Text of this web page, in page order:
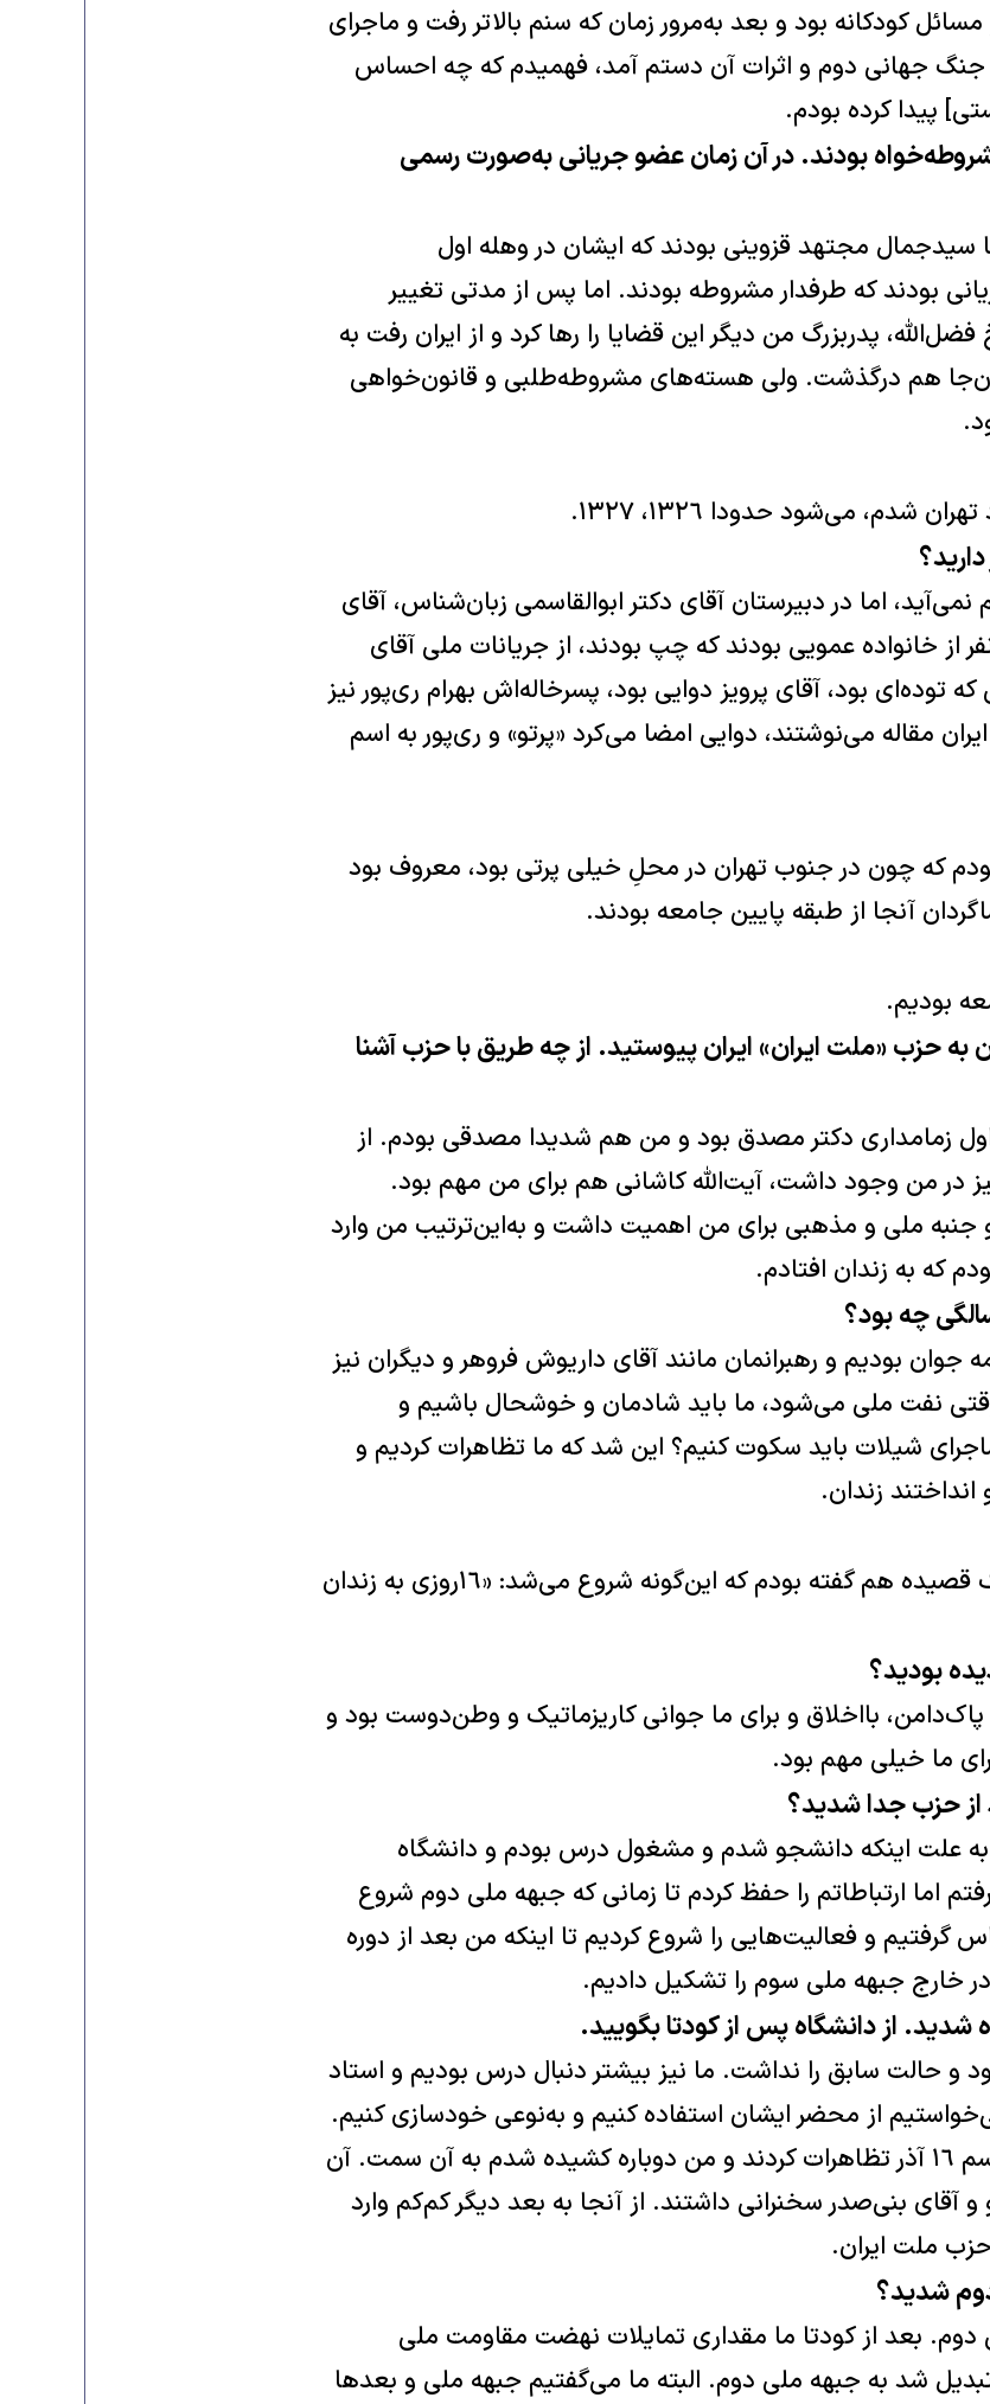
مسائل کودکانه بود و بعد به‌مرور زمان که سنم بالاتر رفت و ماجرای
جنگ جهانی دوم و اثرات آن دستم آمد، فهمیدم که چه احساس
پیدا کرده بودم.
بودند. در آن زمان عضو جریانی به‌صورت رسمی
سیدجمال مجتهد قزوینی بودند که ایشان در وهله اول
بودند که طرفدار مشروطه بودند. اما پس از مدتی تغییر
پدربزرگ من دیگر این قضایا را رها کرد و از ایران رفت به
هم درگذشت. ولی هسته‌های مشروطه‌طلبی و قانون‌خواهی
می‌شود حدودا ١٣٢٦، ۱۳٢٧.
اما در دبیرستان آقای دکتر ابوالقاسمی زبان‌شناس، آقای
از خانواده عمویی بودند که چپ بودند، از جریانات ملی آقای
توده‌ای بود، آقای پرویز دوایی بود، پسرخاله‌اش بهرام ری‌پور نیز
مقاله می‌نوشتند، دوایی امضا می‌کرد «پرتو» و ری‌پور به اسم
که چون در جنوب تهران در محلِ خیلی پرتی بود، معروف بود
آنجا از طبقه پایین جامعه بودند.
بودیم.
به حزب «ملت ایران» ایران پیوستید. از چه طریق با حزب آشنا
زمامداری دکتر مصدق بود و من هم شدیدا مصدقی بودم. از
در من وجود داشت، آیت‌الله کاشانی هم برای من مهم بود.
جنبه ملی و مذهبی برای من اهمیت داشت و به‌این‌ترتیب من وارد
که به زندان افتادم.
بودیم و رهبرانمان مانند آقای داریوش فروهر و دیگران نیز
نفت ملی می‌شود، ما باید شادمان و خوشحال باشیم و
شیلات باید سکوت کنیم؟ این شد که ما تظاهرات کردیم و
زندان.
١٦ روز. در همان ١٦سالگی یک قصیده هم گفته بودم که این‌گونه شروع می‌شد: «١٦روزی به زندان
بودید؟
پاک‌دامن، بااخلاق و برای ما جوانی کاریزماتیک و وطن‌دوست بود و
ما خیلی مهم بود.
به علت اینکه دانشجو شدم و مشغول درس بودم و دانشگاه
اما ارتباطاتم را حفظ کردم تا زمانی که جبهه ملی دوم شروع
گرفتیم و فعالیت‌هایی را شروع کردیم تا اینکه من بعد از دوره
خارج جبهه ملی سوم را تشکیل دادیم.
و حالت سابق را نداشت. ما نیز بیشتر دنبال درس بودیم و استاد
از محضر ایشان استفاده کنیم و به‌نوعی خودسازی کنیم.
تا اینکه دانشجویان برای مراسم ١٦ آذر تظاهرات کردند و من دوباره کشیده شدم به آن سمت. آن
و آقای بنی‌صدر سخنرانی داشتند. از آنجا به بعد دیگر کم‌کم وارد
ملت ایران.
شدید؟
بعد از کودتا ما مقداری تمایلات نهضت مقاومت ملی
شد به جبهه ملی دوم. البته ما می‌گفتیم جبهه ملی و بعدها